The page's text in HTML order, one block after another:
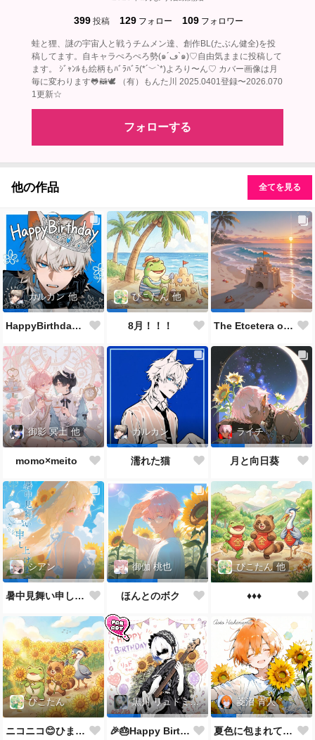
399 投稿 129 フォロー 109 フォロワー
蛙と狸、謎の宇宙人と戦うチムメン達、創作BL(たぶん健全)を投
稿してます。自キャラぺろぺろ勢(๑´ڡ`๑)♡自由気ままに投稿して
ます。 ｼﾞｬﾝﾙも絵柄もﾊﾞﾗﾊﾞﾗ(*´﹀`*)よろり〜ん♡ カバー画像は月
毎に変わります🐸🦝🕊‎ （有）もんた川 2025.0401登録〜2026.070
1更新☆
フォローする
他の作品 全てを見る
カルカン 他
HappyBirthdayカルくん🐱🎂✨👏🎉
ぴこたん 他
8月！！！ The Etcetera of the Sea and Crabs
御影 冥土 他
momo×meito
カルカン
濡れた猫
ライチ
月と向日葵
シアン
暑中見舞い申し上げます🌻
御伽 桃也
ほんとのボク
ぴこたん 他
♦️♦️♦️
ぴこたん
ニコニコ😊ひまわり🌻
黒川 リュドミーラ
🎉🎂Happy Birthday 🎂🎉
菱沼 青人
夏色に包まれて🌻✨